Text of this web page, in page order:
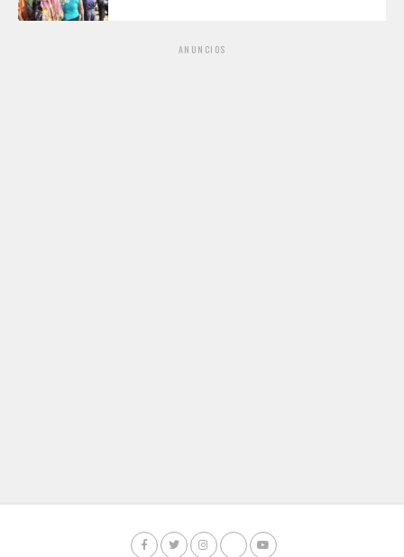
ANUNCIOS